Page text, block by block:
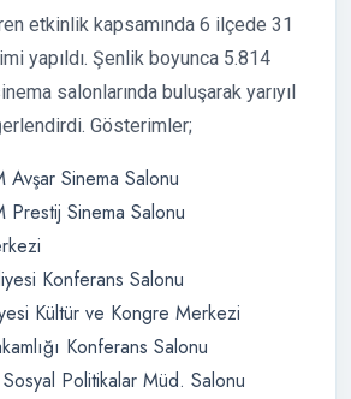
etkinlik kapsamında 6 ilçede 31
yapıldı. Şenlik boyunca 5.814
salonlarında buluşarak yarıyıl
Gösterimler;
Avşar Sinema Salonu
Prestij Sinema Salonu
Konferans Salonu
Kültür ve Kongre Merkezi
Konferans Salonu
Politikalar Müd. Salonu